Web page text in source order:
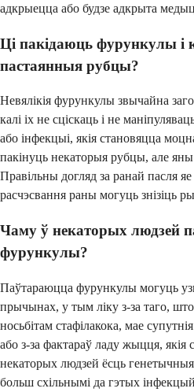
адкрыецца або будзе адкрыта
Ці пакідаюць фурункулы і
пастаянныя рубцы?
Невялікія фурункулы звычайна
калі іх не сціскаць і не
або інфекцыі, якія становяцца
пакінуць некаторыя рубцы, але яны
Правільны догляд за ранай пасля
расчэсвання раны могуць знізіць
Чаму ў некаторых людзей
фурункулы?
Паўтараюцца фурункулы могуць
прычынах, у тым ліку з-за таго,
носьбітам стафілакока, мае
або з-за фактараў ладу жыцця,
некаторых людзей ёсць
больш схільнымі да гэтых